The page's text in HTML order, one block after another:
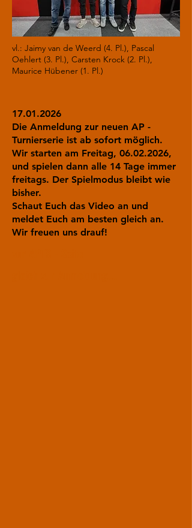
vl.: Jaimy van de Weerd (4. Pl.), Pascal
Oehlert (3. Pl.), Carsten Krock (2. Pl.),
Maurice Hübener (1. Pl.)
17.01.2026
Die Anmeldung zur neuen AP -
Turnierserie ist ab sofort möglich.
Wir starten am Freitag, 06.02.2026,
und spielen dann alle 14 Tage immer
freitags. Der Spielmodus bleibt wie
bisher.
Schaut Euch das Video an und
meldet Euch am besten gleich an.
Wir freuen uns drauf!